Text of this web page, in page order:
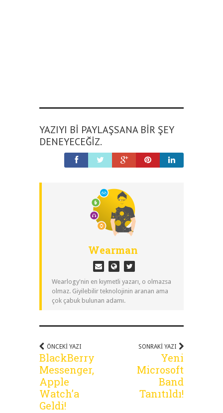
YAZIYI BI PAYLAŞSANA BIR ŞEY
DENEYECEĞIZ.
Wearman
Wearlogy'nin en kıymetli yazarı, o olmazsa
olmaz. Giyilebilir teknolojinin aranan ama
çok çabuk bulunan adamı.
ÖNCEKI YAZI
BlackBerry
Messenger,
Apple
Watch’a
Geldi!
SONRAKI YAZI
Yeni
Microsoft
Band
Tanıtıldı!